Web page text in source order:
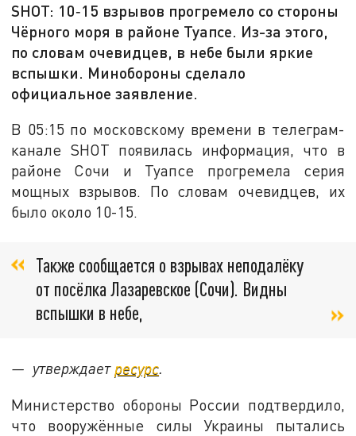
SHOT: 10‑15 взрывов прогремело со стороны
Чёрного моря в районе Туапсе. Из-за этого,
по словам очевидцев, в небе были яркие
вспышки. Минобороны сделало
официальное заявление.
В 05:15 по московскому времени в телеграм-
канале SHOT появилась информация, что в
районе Сочи и Туапсе прогремела серия
мощных взрывов. По словам очевидцев, их
было около 10-15.
Также сообщается о взрывах неподалёку
от посёлка Лазаревское (Сочи). Видны
вспышки в небе,
— утверждает ресурс.
Министерство обороны России подтвердило,
что вооружённые силы Украины пытались